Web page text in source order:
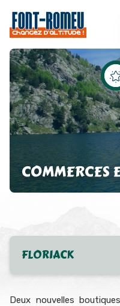
COMMERCES
FLORIACK
Deux nouvelles